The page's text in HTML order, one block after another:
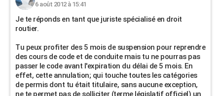
6 août 2012 à 15:41
Je te réponds en tant que juriste spécialisé en droit
routier.
Tu peux profiter des 5 mois de suspension pour reprendre
des cours de code et de conduite mais tu ne pourras pas
passer le code avant l'expiration du délai de 5 mois. En
effet, cette annulation; qui touche toutes les catégories
de permis dont tu était titulaire, sans aucune exception,
ne te permet pas de solliciter (terme législatif officiel) un